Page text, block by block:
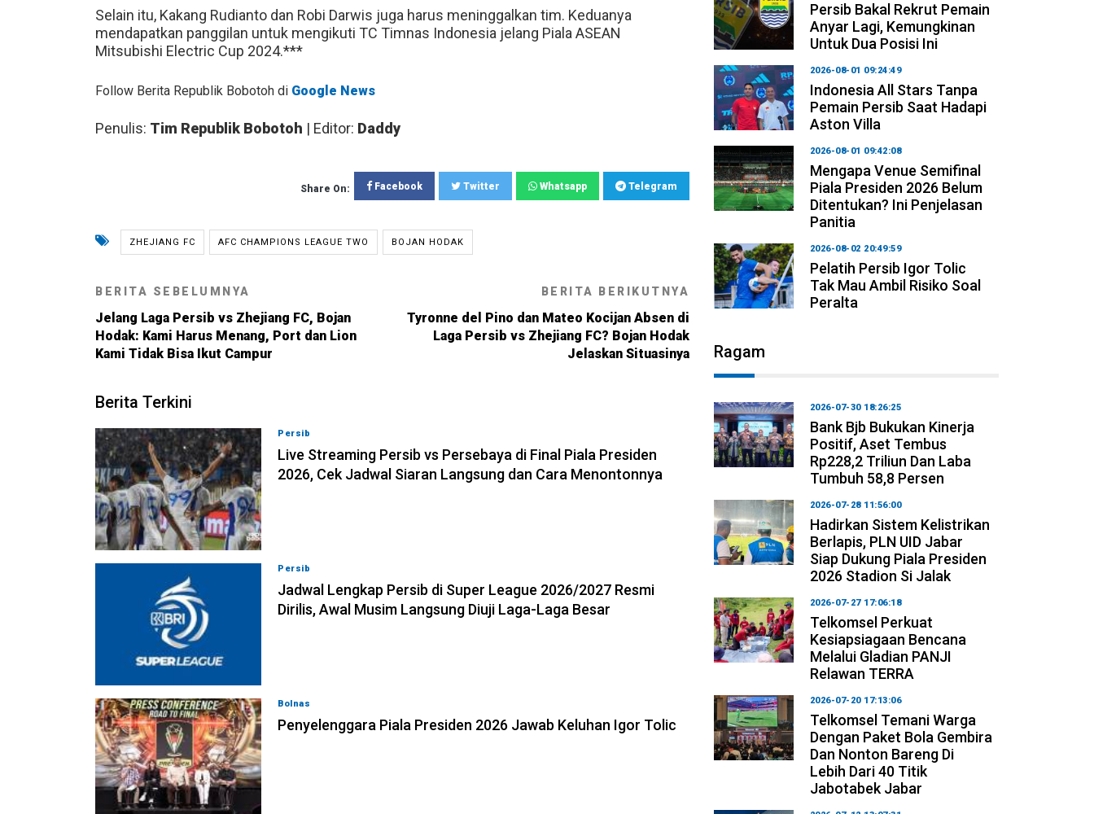
Selain itu, Kakang Rudianto dan Robi Darwis juga harus meninggalkan tim. Keduanya
mendapatkan panggilan untuk mengikuti TC Timnas Indonesia jelang Piala ASEAN
Mitsubishi Electric Cup 2024.***
Follow Berita Republik Bobotoh di Google News
Penulis: Tim Republik Bobotoh | Editor: Daddy
Share On: Facebook Twitter Whatsapp Telegram
ZHEJIANG FC AFC CHAMPIONS LEAGUE TWO BOJAN HODAK
BERITA SEBELUMNYA
Jelang Laga Persib vs Zhejiang FC, Bojan
Hodak: Kami Harus Menang, Port dan Lion
Kami Tidak Bisa Ikut Campur
BERITA BERIKUTNYA
Tyronne del Pino dan Mateo Kocijan Absen di
Laga Persib vs Zhejiang FC? Bojan Hodak
Jelaskan Situasinya
Berita Terkini
Persib
Live Streaming Persib vs Persebaya di Final Piala Presiden
2026, Cek Jadwal Siaran Langsung dan Cara Menontonnya
Persib
Jadwal Lengkap Persib di Super League 2026/2027 Resmi
Dirilis, Awal Musim Langsung Diuji Laga-Laga Besar
Bolnas
Penyelenggara Piala Presiden 2026 Jawab Keluhan Igor Tolic
Persib Bakal Rekrut Pemain
Anyar Lagi, Kemungkinan
Untuk Dua Posisi Ini
2026-08-01 09:24:49
Indonesia All Stars Tanpa
Pemain Persib Saat Hadapi
Aston Villa
2026-08-01 09:42:08
Mengapa Venue Semifinal
Piala Presiden 2026 Belum
Ditentukan? Ini Penjelasan
Panitia
2026-08-02 20:49:59
Pelatih Persib Igor Tolic
Tak Mau Ambil Risiko Soal
Peralta
Ragam
2026-07-30 18:26:25
Bank Bjb Bukukan Kinerja
Positif, Aset Tembus
Rp228,2 Triliun Dan Laba
Tumbuh 58,8 Persen
2026-07-28 11:56:00
Hadirkan Sistem Kelistrikan
Berlapis, PLN UID Jabar
Siap Dukung Piala Presiden
2026 Stadion Si Jalak
2026-07-27 17:06:18
Telkomsel Perkuat
Kesiapsiagaan Bencana
Melalui Gladian PANJI
Relawan TERRA
2026-07-20 17:13:06
Telkomsel Temani Warga
Dengan Paket Bola Gembira
Dan Nonton Bareng Di
Lebih Dari 40 Titik
Jabotabek Jabar